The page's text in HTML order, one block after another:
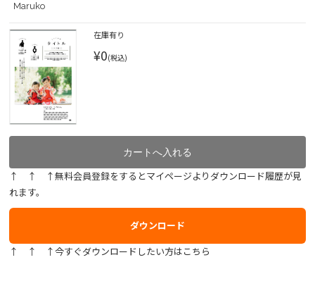
Maruko
在庫有り
¥0(税込)
↑ ↑ ↑無料会員登録をするとマイページよりダウンロード履歴が見
れます。
ダウンロード
↑ ↑ ↑今すぐダウンロードしたい方はこちら